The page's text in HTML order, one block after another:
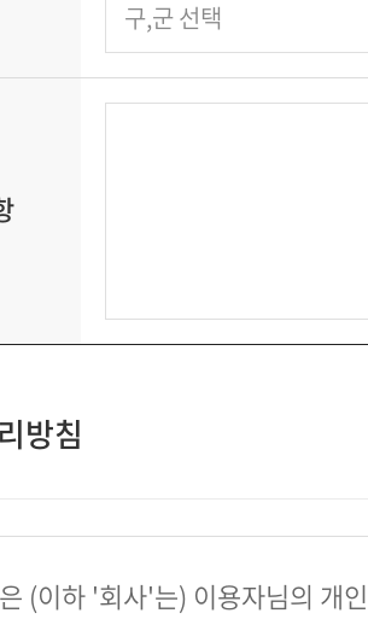
방침
(이하 '회사'는) 이용자님의 개